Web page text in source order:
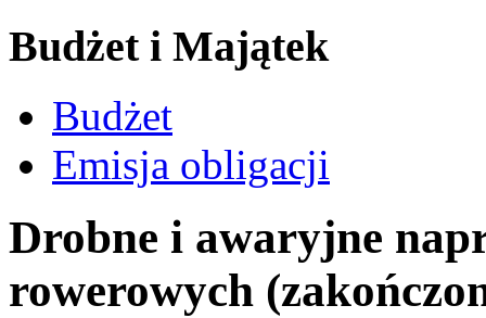
Budżet i Majątek
Budżet
Emisja obligacji
Drobne i awaryjne
rowerowych